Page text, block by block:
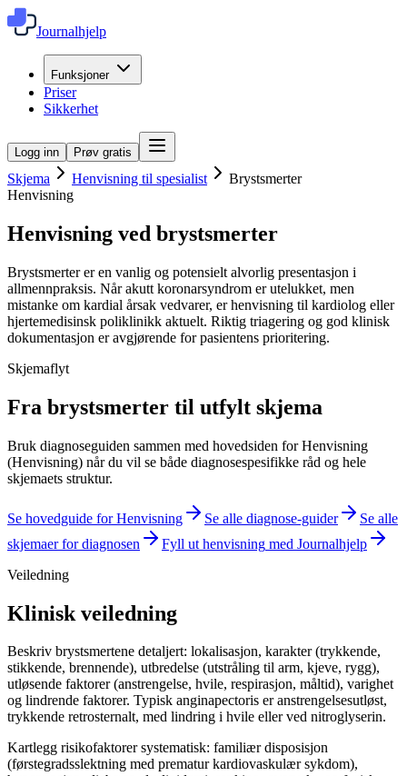
Journalhjelp
Funksjoner
Priser
Sikkerhet
Logg inn Prøv gratis
Skjema Henvisning til spesialist
Brystsmerter
Henvisning
Henvisning ved brystsmerter
Brystsmerter er en vanlig og potensielt alvorlig presentasjon i
allmennpraksis. Når akutt koronarsyndrom er utelukket, men
mistanke om kardial årsak vedvarer, er henvisning til kardiolog eller
hjertemedisinsk poliklinikk aktuelt. Riktig triagering og god klinisk
dokumentasjon er avgjørende for pasientens prioritering.
Skjemaflyt
Fra brystsmerter til utfylt skjema
Bruk diagnoseguiden sammen med hovedsiden forHenvisning
(Henvisning) når du vil se både diagnosespesifikke råd og hele
skjemaets struktur.
Se hovedguide forHenvisning Se alle diagnose-guider
Se alle
skjemaer for diagnosen
Fyll ut henvisning med Journalhjelp
Veiledning
Klinisk veiledning
Beskriv brystsmertene detaljert: lokalisasjon, karakter (trykkende,
stikkende, brennende), utbredelse (utstråling til arm, kjeve, rygg),
utløsende faktorer (anstrengelse, hvile, respirasjon, måltid), varighet
og lindrende faktorer. Typisk anginapectoris er anstrengelsesutløst,
trykkende retrosternalt, med lindring i hvile eller ved nitroglyserin.
Kartlegg risikofaktorer systematisk: familiær disposisjon
(førstegradsslektning med prematur kardiovaskulær sykdom),